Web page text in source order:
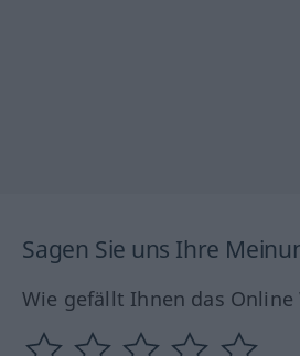
Sagen Sie uns Ihre
Wie gefällt Ihnen das Online